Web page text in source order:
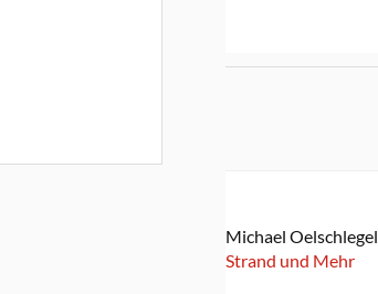
Michael Oelschlegel
Strand und Mehr